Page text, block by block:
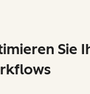
Sie